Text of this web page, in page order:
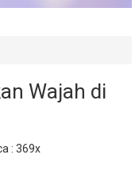
Wajah di
: 369x